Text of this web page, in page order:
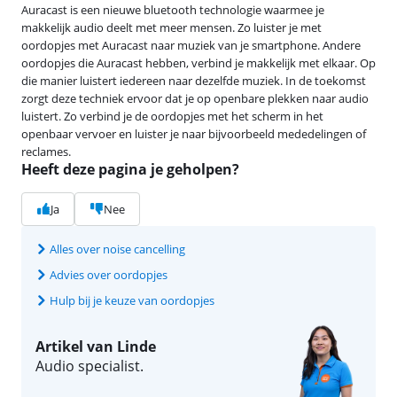
Auracast is een nieuwe bluetooth technologie waarmee je
makkelijk audio deelt met meer mensen. Zo luister je met
oordopjes met Auracast naar muziek van je smartphone. Andere
oordopjes die Auracast hebben, verbind je makkelijk met elkaar. Op
die manier luistert iedereen naar dezelfde muziek. In de toekomst
zorgt deze techniek ervoor dat je op openbare plekken naar audio
luistert. Zo verbind je de oordopjes met het scherm in het
openbaar vervoer en luister je naar bijvoorbeeld mededelingen of
reclames.
Heeft deze pagina je geholpen?
Ja Nee
Alles over noise cancelling
Advies over oordopjes
Hulp bij je keuze van oordopjes
Artikel van Linde
Audio specialist.